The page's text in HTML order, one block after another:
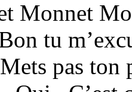
Monnet
tu
pas ton